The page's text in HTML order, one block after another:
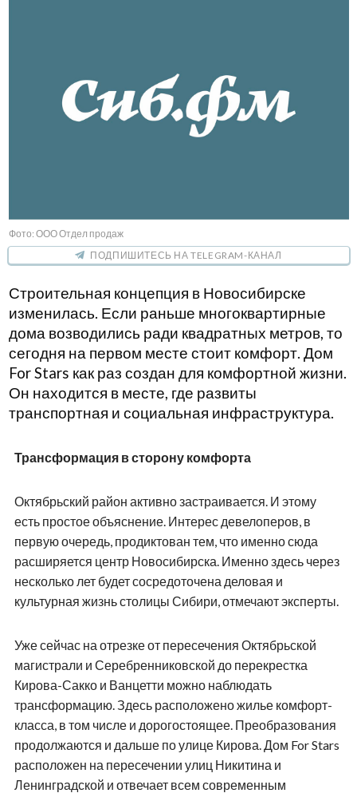
Фото: ООО Отдел продаж
ПОДПИШИТЕСЬ НА TELEGRAM-КАНАЛ
Строительная концепция в Новосибирске
изменилась. Если раньше многоквартирные
дома возводились ради квадратных метров, то
сегодня на первом месте стоит комфорт. Дом
For Stars как раз создан для комфортной жизни.
Он находится в месте, где развиты
транспортная и социальная инфраструктура.
Трансформация в сторону комфорта
Октябрьский район активно застраивается. И этому
есть простое объяснение. Интерес девелоперов, в
первую очередь, продиктован тем, что именно сюда
расширяется центр Новосибирска. Именно здесь через
несколько лет будет сосредоточена деловая и
культурная жизнь столицы Сибири, отмечают эксперты.
Уже сейчас на отрезке от пересечения Октябрьской
магистрали и Серебренниковской до перекрестка
Кирова-Сакко и Ванцетти можно наблюдать
трансформацию. Здесь расположено жилье комфорт-
класса, в том числе и дорогостоящее. Преобразования
продолжаются и дальше по улице Кирова. Дом ForStars
расположен на пересечении улиц Никитина и
Ленинградской и отвечает всем современным